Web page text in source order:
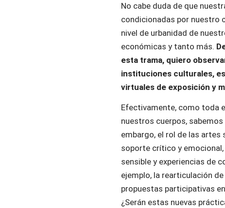
No cabe duda de que
condicionadas por nuestro
nivel de urbanidad de
económicas y tanto más.
esta trama, quiero
instituciones culturales,
virtuales de exposición y
Efectivamente, como toda
nuestros cuerpos,
embargo, el rol de las
soporte crítico y
sensible y experiencias de
ejemplo, la rearticulación
propuestas participativas
¿Serán estas nuevas